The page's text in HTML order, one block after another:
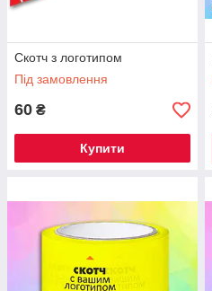
Скотч з логотипом
Під замовлення
60 ₴
Купити